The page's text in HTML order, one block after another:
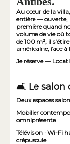
Au cœur de la
entière — ouverte,
première quand
volume de vie où
de 100 m², il
américaine, face à
Je réserve —
🛋️ Le salon
Deux espaces
Mobilier
omniprésente
Télévision · Wi-Fi
crépuscule